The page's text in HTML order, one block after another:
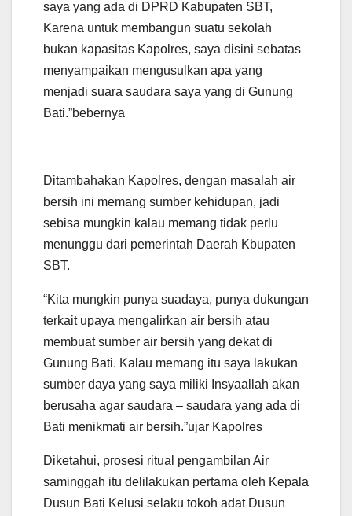
saya yang ada di DPRD Kabupaten SBT,
Karena untuk membangun suatu sekolah
bukan kapasitas Kapolres, saya disini sebatas
menyampaikan mengusulkan apa yang
menjadi suara saudara saya yang di Gunung
Bati.”bebernya
Ditambahakan Kapolres, dengan masalah air
bersih ini memang sumber kehidupan, jadi
sebisa mungkin kalau memang tidak perlu
menunggu dari pemerintah Daerah Kbupaten
SBT.
“Kita mungkin punya suadaya, punya dukungan
terkait upaya mengalirkan air bersih atau
membuat sumber air bersih yang dekat di
Gunung Bati. Kalau memang itu saya lakukan
sumber daya yang saya miliki Insyaallah akan
berusaha agar saudara – saudara yang ada di
Bati menikmati air bersih.”ujar Kapolres
Diketahui, prosesi ritual pengambilan Air
saminggah itu delilakukan pertama oleh Kepala
Dusun Bati Kelusi selaku tokoh adat Dusun